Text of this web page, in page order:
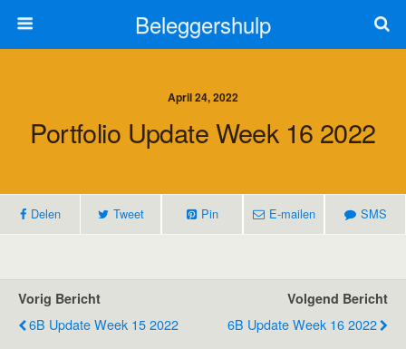
Beleggershulp
April 24, 2022
Portfolio Update Week 16 2022
Delen Tweet Pin E-mailen SMS
Vorig Bericht
6B Update Week 15 2022
Volgend Bericht
6B Update Week 16 2022